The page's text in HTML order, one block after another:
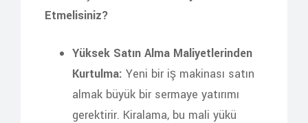
Etmelisiniz?
Yüksek Satın Alma Maliyetlerinden
Kurtulma: Yeni bir iş makinası satın
almak büyük bir sermaye yatırımı
gerektirir. Kiralama, bu mali yükü